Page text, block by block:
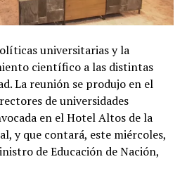
universitarias y la
científico a las distintas
La reunión se produjo en el
de universidades
en el Hotel Altos de la
y que contará, este miércoles,
de Educación de Nación,